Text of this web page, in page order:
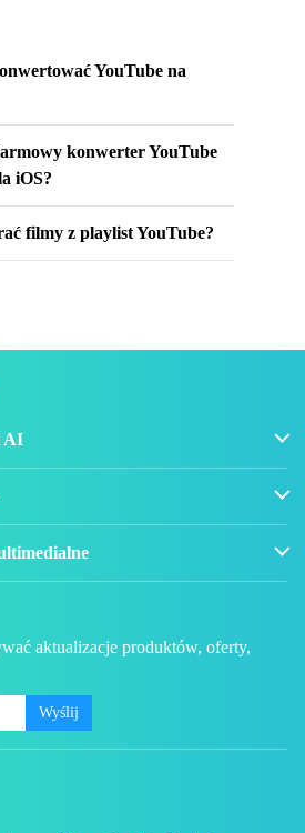
YouTube na
konwerter YouTube
iOS?
filmy z playlist YouTube?
AI
aktualizacje produktów, oferty,
Wyślij